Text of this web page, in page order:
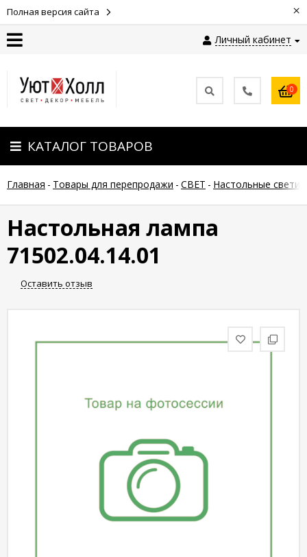
Полная версия сайта ×
Личный кабинет
Оплата
Доставка
Гарантия
возврат
Новости
конфиденциальности
0
КАТАЛОГ ТОВАРОВ
Главная - Товары для перепродажи - СВЕТ - Настольные
Настольная лампа
71502.04.14.01
Оставить отзыв